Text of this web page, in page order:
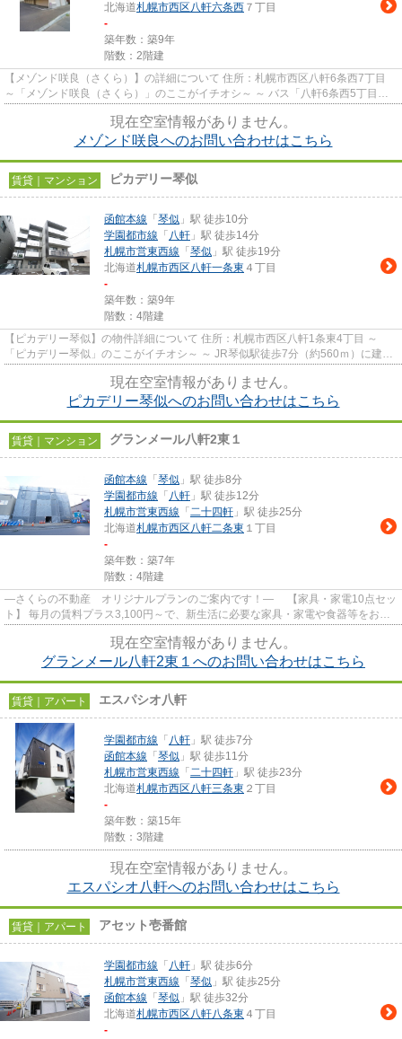
北海道札幌市西区八軒六条西 ７丁目
-
築年数：築9年
階数：2階建
【メゾンド咲良（さくら）】の詳細について 住所：札幌市西区八軒6条西7丁目
～「メゾンド咲良（さくら）」のここがイチオシ～ ～ バス「八軒6条西5丁目」
現在空室情報がありません。
メゾンド咲良へのお問い合わせはこちら
賃貸｜マンション ピカデリー琴似
函館本線 「 琴似 」駅 徒歩10分
学園都市線 「 八軒 」駅 徒歩14分
札幌市営東西線 「 琴似 」駅 徒歩19分
北海道札幌市西区八軒一条東 ４丁目
-
築年数：築9年
階数：4階建
【ピカデリー琴似】の物件詳細について 住所：札幌市西区八軒1条東4丁目 ～
「ピカデリー琴似」のここがイチオシ～ ～ JR琴似駅徒歩7分（約560ｍ）に建つ
現在空室情報がありません。
ピカデリー琴似へのお問い合わせはこちら
賃貸｜マンション グランメール八軒2東１
函館本線 「 琴似 」駅 徒歩8分
学園都市線 「 八軒 」駅 徒歩12分
札幌市営東西線 「 二十四軒 」駅 徒歩25分
北海道札幌市西区八軒二条東 １丁目
-
築年数：築7年
階数：4階建
―さくらの不動産 オリジナルプランのご案内です！― 【家具・家電10点セッ
ト】 毎月の賃料プラス3,100円～で、新生活に必要な家具・家電や食器等をお部
現在空室情報がありません。
グランメール八軒2東１へのお問い合わせはこちら
賃貸｜アパート エスパシオ八軒
学園都市線 「 八軒 」駅 徒歩7分
函館本線 「 琴似 」駅 徒歩11分
札幌市営東西線 「 二十四軒 」駅 徒歩23分
北海道札幌市西区八軒三条東 ２丁目
-
築年数：築15年
階数：3階建
現在空室情報がありません。
エスパシオ八軒へのお問い合わせはこちら
賃貸｜アパート アセット壱番館
学園都市線 「 八軒 」駅 徒歩6分
札幌市営東西線 「 琴似 」駅 徒歩25分
函館本線 「 琴似 」駅 徒歩32分
北海道札幌市西区八軒八条東 ４丁目
-